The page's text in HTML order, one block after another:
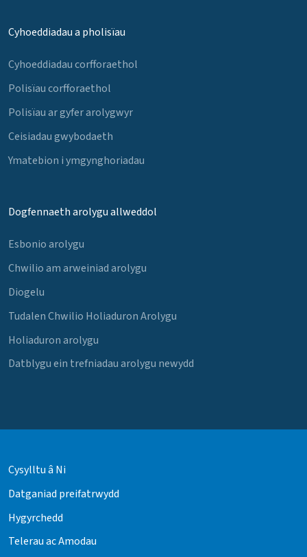
Cyhoeddiadau a pholisïau
Cyhoeddiadau corfforaethol
Polisïau corfforaethol
Polisïau ar gyfer arolygwyr
Ceisiadau gwybodaeth
Ymatebion i ymgynghoriadau
Dogfennaeth arolygu allweddol
Esbonio arolygu
Chwilio am arweiniad arolygu
Diogelu
Tudalen Chwilio Holiaduron Arolygu
Holiaduron arolygu
Datblygu ein trefniadau arolygu newydd
Cysylltu â Ni
Datganiad preifatrwydd
Hygyrchedd
Telerau ac Amodau